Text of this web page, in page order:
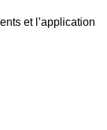
et l’application